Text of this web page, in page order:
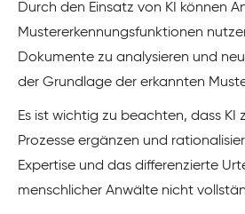
Durch den Einsatz von KI können
Mustererkennungsfunktionen
Dokumente zu analysieren und
der Grundlage der erkannten
Es ist wichtig zu beachten, dass KI
Prozesse ergänzen und
Expertise und das differenzierte
menschlicher Anwälte nicht